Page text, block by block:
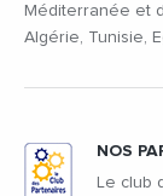
Méditerranée et
Algérie, Tunisie,
NOS
Le club